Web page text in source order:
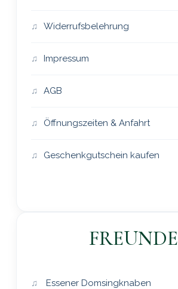
Widerrufsbelehrung
Impressum
AGB
Öffnungszeiten & Anfahrt
Geschenkgutschein kaufen
FREUNDE
Essener Domsingknaben